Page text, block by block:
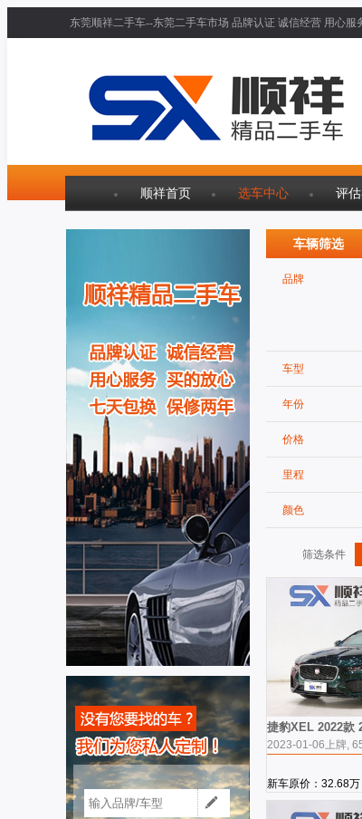
东莞顺祥二手车--东莞二手车市场 品牌认证 诚信经营 用心服
顺祥首页 选车中心 评
车辆筛选
品牌
车型
年份
价格
里程
颜色
筛选条件
捷豹XEL 2022款
2023-01-06上牌,
新车原价：32.68万